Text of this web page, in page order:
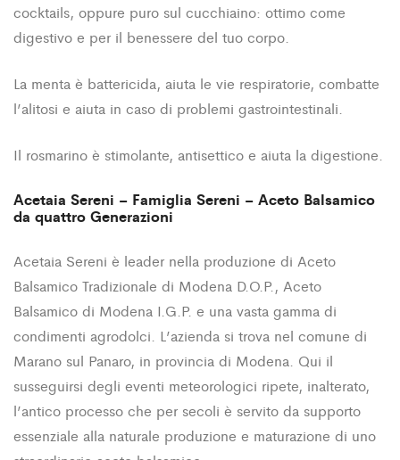
cocktails, oppure puro sul cucchiaino: ottimo come
digestivo e per il benessere del tuo corpo.
La menta è battericida, aiuta le vie respiratorie, combatte
l’alitosi e aiuta in caso di problemi gastrointestinali.
Il rosmarino è stimolante, antisettico e aiuta la digestione.
Acetaia Sereni – Famiglia Sereni – Aceto Balsamico
da quattro Generazioni
Acetaia Sereni è leader nella produzione di Aceto
Balsamico Tradizionale di Modena D.O.P., Aceto
Balsamico di Modena I.G.P. e una vasta gamma di
condimenti agrodolci. L’azienda si trova nel comune di
Marano sul Panaro, in provincia di Modena. Qui il
susseguirsi degli eventi meteorologici ripete, inalterato,
l’antico processo che per secoli è servito da supporto
essenziale alla naturale produzione e maturazione di uno